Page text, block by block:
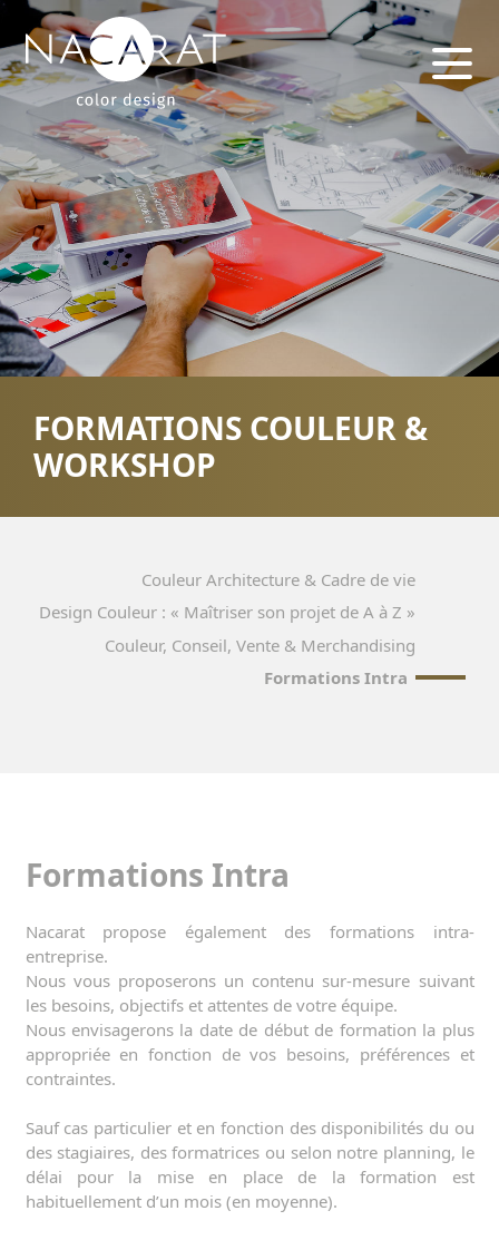
FORMATIONS COULEUR &
WORKSHOP
Couleur Architecture & Cadre de vie
Design Couleur : « Maîtriser son projet de A à Z »
Couleur, Conseil, Vente & Merchandising
Formations Intra
Formations Intra
Nacarat propose également des formations intra-
entreprise.
Nous vous proposerons un contenu sur-mesure suivant
les besoins, objectifs et attentes de votre équipe.
Nous envisagerons la date de début de formation la plus
appropriée en fonction de vos besoins, préférences et
contraintes.
Sauf cas particulier et en fonction des disponibilités du ou
des stagiaires, des formatrices ou selon notre planning, le
délai pour la mise en place de la formation est
habituellement d’un mois (en moyenne).